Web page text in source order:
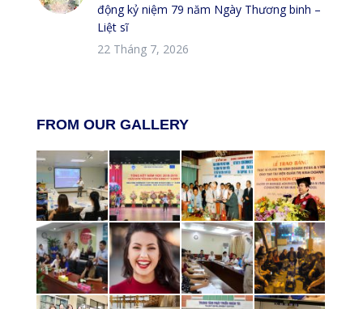
động kỷ niệm 79 năm Ngày Thương binh –
Liệt sĩ
22 Tháng 7, 2026
FROM OUR GALLERY